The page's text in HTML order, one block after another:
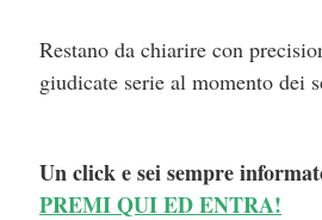
Restano da chiarire con
giudicate serie al momento dei
Un click e sei sempre
PREMI QUI ED ENTRA!